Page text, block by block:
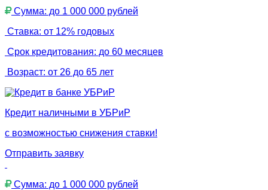
Сумма: до 1 000 000 рублей
Ставка: от 12% годовых
Срок кредитования: до 60 месяцев
Возраст: от 26 до 65 лет
Кредит наличными в УБРиР
с возможностью снижения ставки!
Отправить заявку
Сумма: до 1 000 000 рублей